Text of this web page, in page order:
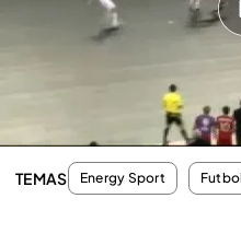
España se pone por
desde fuera del área
TEMAS Energy Sport